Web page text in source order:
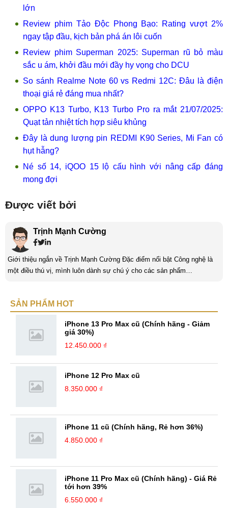
lớn
Review phim Tảo Độc Phong Bạo: Rating vượt 2%
ngay tập đầu, kịch bản phá án lôi cuốn
Review phim Superman 2025: Superman rũ bỏ màu
sắc u ám, khởi đầu mới đầy hy vọng cho DCU
So sánh Realme Note 60 vs Redmi 12C: Đâu là điện
thoại giá rẻ đáng mua nhất?
OPPO K13 Turbo, K13 Turbo Pro ra mắt 21/07/2025:
Quạt tản nhiệt tích hợp siêu khủng
Đây là dung lượng pin REDMI K90 Series, Mi Fan có
hụt hẫng?
Né số 14, iQOO 15 lộ cấu hình với nâng cấp đáng
mong đợi
Được viết bởi
Trịnh Mạnh Cường
Giới thiệu ngắn về Trịnh Mạnh Cường Đặc điểm nổi bật Công nghệ là
một điều thú vị, mình luôn dành sự chú ý cho các sản phẩm
hiểu biết mới mẻ và thú vị. Tinh thần tự giác và sự chuyên nghiệp là
SẢN PHẨM HOT
iPhone 13 Pro Max cũ (Chính hãng - Giảm
giá 30%)
12.450.000 ₫
iPhone 12 Pro Max cũ
8.350.000 ₫
iPhone 11 cũ (Chính hãng, Rẻ hơn 36%)
4.850.000 ₫
iPhone 11 Pro Max cũ (Chính hãng) - Giá Rẻ
tới hơn 39%
6.550.000 ₫